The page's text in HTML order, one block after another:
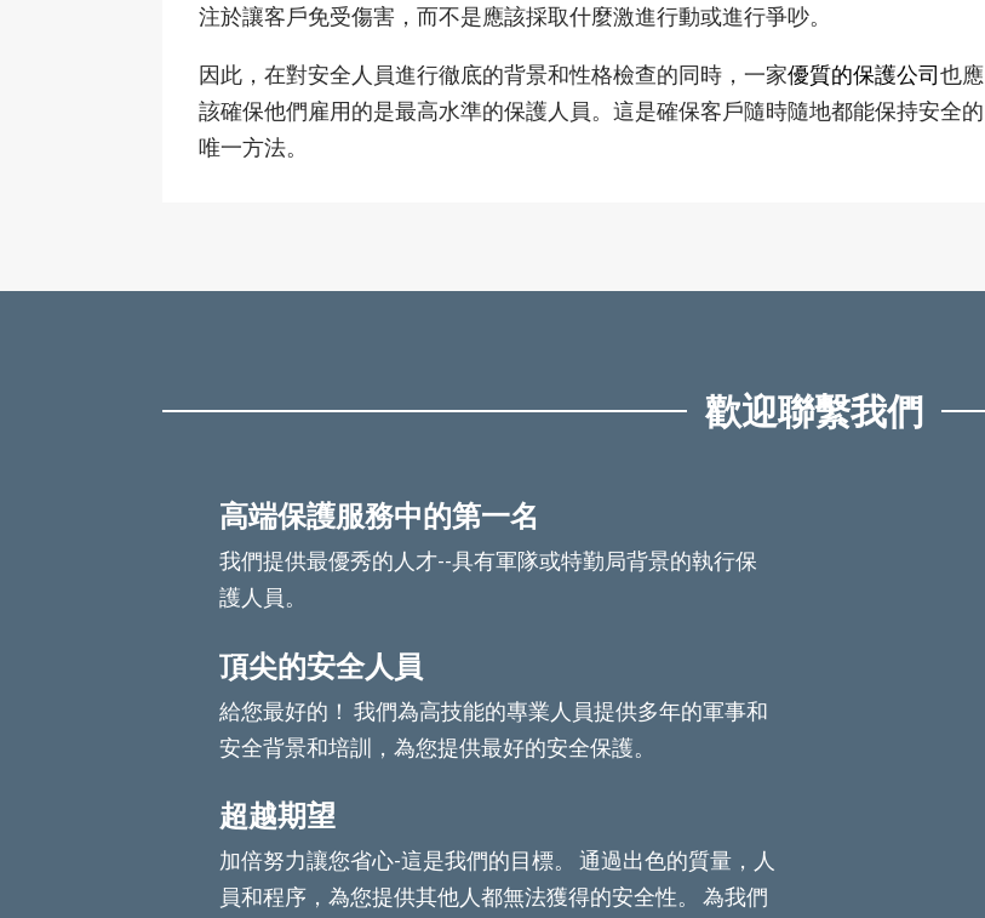
注於讓客戶免受傷害，而不是應該採取什麼激進行動或進行爭吵。
因此，在對安全人員進行徹底的背景和性格檢查的同時，一家優質的保護公司也應
該確保他們雇用的是最高水準的保護人員。這是確保客戶隨時隨地都能保持安全的
唯一方法。
歡迎聯繫我們
高端保護服務中的第一名
我們提供最優秀的人才--具有軍隊或特勤局背景的執行保
護人員。
頂尖的安全人員
給您最好的！ 我們為高技能的專業人員提供多年的軍事和
安全背景和培訓，為您提供最好的安全保護。
超越期望
加倍努力讓您省心-這是我們的目標。 通過出色的質量，人
員和程序，為您提供其他人都無法獲得的安全性。 為我們